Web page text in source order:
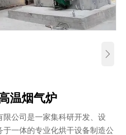

温烟气炉
限公司是一家集科研开发、设
一体的专业化烘干设备制造公